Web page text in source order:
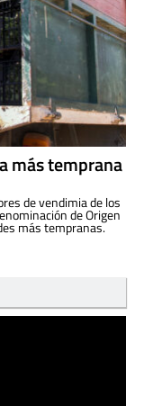
más temprana
de vendimia de los
de Origen
más tempranas.